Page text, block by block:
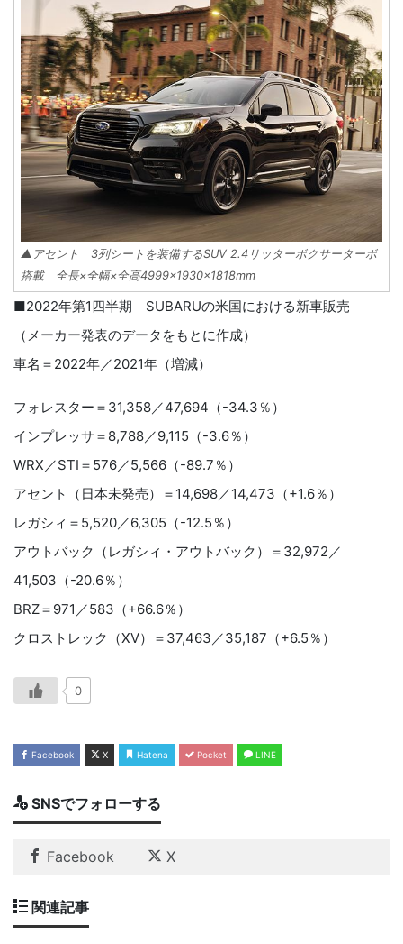
▲アセント 3列シートを装備するSUV 2.4リッターボクサーターボ
搭載 全長×全幅×全高4999×1930×1818mm
■2022年第1四半期 SUBARUの米国における新車販売
（メーカー発表のデータをもとに作成）
車名＝2022年／2021年（増減）
フォレスター＝31,358／47,694（-34.3％）
インプレッサ＝8,788／9,115（-3.6％）
WRX／STI＝576／5,566（-89.7％）
アセント（日本未発売）＝14,698／14,473（+1.6％）
レガシィ＝5,520／6,305（-12.5％）
アウトバック（レガシィ・アウトバック）＝32,972／
41,503（-20.6％）
BRZ＝971／583（+66.6％）
クロストレック（XV）＝37,463／35,187（+6.5％）
0
Facebook X Hatena Pocket LINE
SNSでフォローする
Facebook X
関連記事